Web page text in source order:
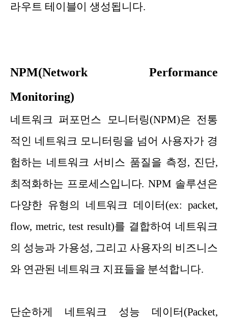
라우트 테이블이 생성됩니다.
NPM(Network Performance
Monitoring)
네트워크 퍼포먼스 모니터링(NPM)은 전통
적인 네트워크 모니터링을 넘어 사용자가 경
험하는 네트워크 서비스 품질을 측정, 진단,
최적화하는 프로세스입니다. NPM 솔루션은
다양한 유형의 네트워크 데이터(ex: packet,
flow, metric, test result)를 결합하여 네트워크
의 성능과 가용성, 그리고 사용자의 비즈니스
와 연관된 네트워크 지표들을 분석합니다.
단순하게 네트워크 성능 데이터(Packet,